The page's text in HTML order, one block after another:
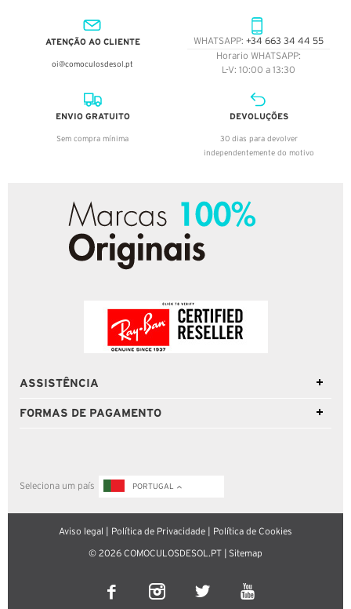
ATENÇÃO AO CLIENTE
oi@comoculosdesol.pt
WHATSAPP: +34 663 34 44 55
Horario WHATSAPP:
L-V: 10:00 a 13:30
ENVIO GRATUITO
Sem compra mínima
DEVOLUÇÕES
30 dias para devolver
independentemente do motivo
ASSISTÊNCIA
FORMAS DE PAGAMENTO
Seleciona um país PORTUGAL
Aviso legal Política de Privacidade Política de Cookies
© 2026 COMOCULOSDESOL.PT | Sitemap